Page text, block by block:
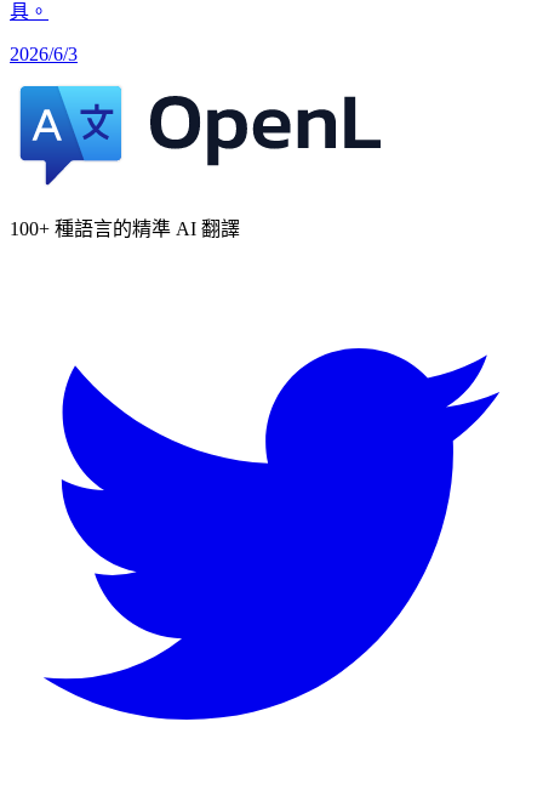
具。
2026/6/3
100+ 種語言的精準 AI 翻譯